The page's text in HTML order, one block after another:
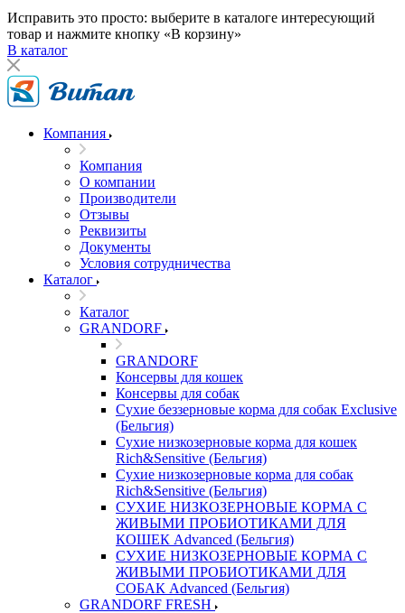
Исправить это просто: выберите в каталоге интересующий
товар и нажмите кнопку «В корзину»
В каталог
Компания
Компания
О компании
Производители
Отзывы
Реквизиты
Документы
Условия сотрудничества
Каталог
Каталог
GRANDORF
GRANDORF
Консервы для кошек
Консервы для собак
Сухие беззерновые корма для собак Exclusive
(Бельгия)
Сухие низкозерновые корма для кошек
Rich&Sensitive (Бельгия)
Сухие низкозерновые корма для собак
Rich&Sensitive (Бельгия)
СУХИЕ НИЗКОЗЕРНОВЫЕ КОРМА С
ЖИВЫМИ ПРОБИОТИКАМИ ДЛЯ
КОШЕК Advanced (Бельгия)
СУХИЕ НИЗКОЗЕРНОВЫЕ КОРМА С
ЖИВЫМИ ПРОБИОТИКАМИ ДЛЯ
СОБАК Advanced (Бельгия)
GRANDORF FRESH